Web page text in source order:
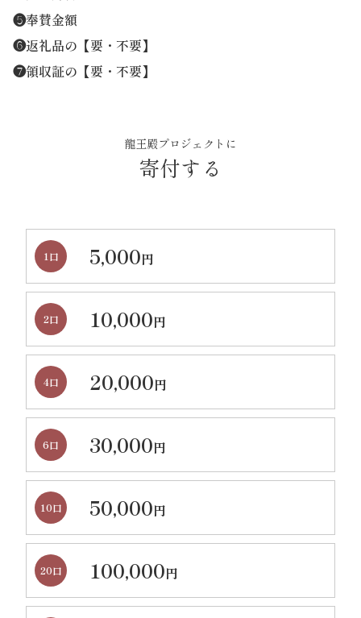
❺奉賛金額
❻返礼品の【要・不要】
❼領収証の【要・不要】
龍王殿プロジェクトに
寄付する
1口 5,000円
2口 10,000円
4口 20,000円
6口 30,000円
10口 50,000円
20口 100,000円